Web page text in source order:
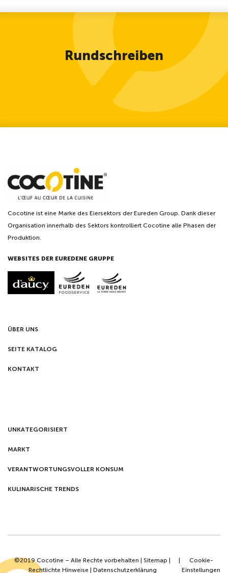
Rundschreiben
Cocotine ist eine Marke des Eiersektors der Eureden Group. Dank dieser
Organisation innerhalb des Sektors kontrolliert Cocotine alle Phasen der
Produktion.
WEBSITES DER EUREDENE GRUPPE
ÜBER UNS
SEITE KATALOG
KONTAKT
UNKATEGORISIERT
MARKT
VERANTWORTUNGSVOLLER KONSUM
KULINARISCHE TRENDS
©2019 Cocotine – Alle Rechte vorbehalten | Sitemap
Rechtlichte Hinweise
Datenschutzerklärung
Cookie-
Einstellungen